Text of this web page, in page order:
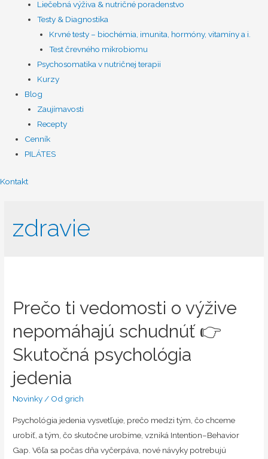
Liečebná výživa & nutričné poradenstvo
Testy & Diagnostika
Krvné testy – biochémia, imunita, hormóny, vitamíny a i.
Test črevného mikrobiomu
Psychosomatika v nutričnej terapii
Kurzy
Blog
Zaujímavosti
Recepty
Cenník
PILÁTES
Kontakt
zdravie
Prečo ti vedomosti o výžive
nepomáhajú schudnúť 👉
Skutočná psychológia
jedenia
Novinky / Od grich
Psychológia jedenia vysvetľuje, prečo medzi tým, čo chceme
urobiť, a tým, čo skutočne urobíme, vzniká Intention–Behavior
Gap. Vôľa sa počas dňa vyčerpáva, nové návyky potrebujú